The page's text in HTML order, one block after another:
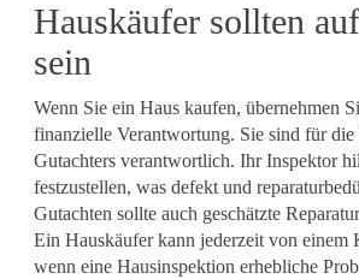
Hauskäufer sollten
sein
Wenn Sie ein Haus kaufen, übernehmen
finanzielle Verantwortung. Sie sind für die
Gutachters verantwortlich. Ihr Inspektor
festzustellen, was defekt und
Gutachten sollte auch geschätzte
Ein Hauskäufer kann jederzeit von einem
wenn eine Hausinspektion erhebliche